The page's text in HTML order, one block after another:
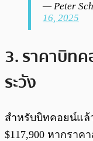
— Peter
16, 2025
3. ราคาบิท
ระวัง
สำหรับบิทคอยน์แ
$117,900 หากรา